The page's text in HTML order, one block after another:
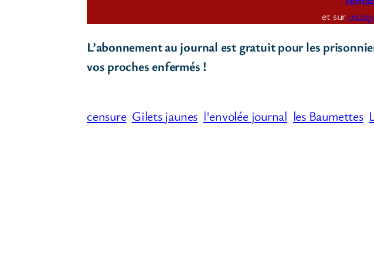
et sur
L’abonnement au journal est gratuit pour les
vos proches enfermés !
censure Gilets jaunes l'envolée journal les Baumettes